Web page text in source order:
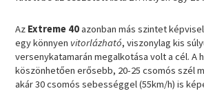
Az Extreme 40azonban más szintet
egy könnyen vitorlázható, viszonylag kis
versenykatamarán megalkotása volt a cél. A
köszönhetően erősebb, 20-25 csomós szél
akár 30 csomós sebességgel (55km/h) is